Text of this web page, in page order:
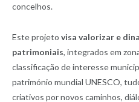
concelhos.
Este projeto visa valorizar e
patrimoniais, integrados em
classificação de interesse
património mundial UNESCO,
criativos por novos caminhos,